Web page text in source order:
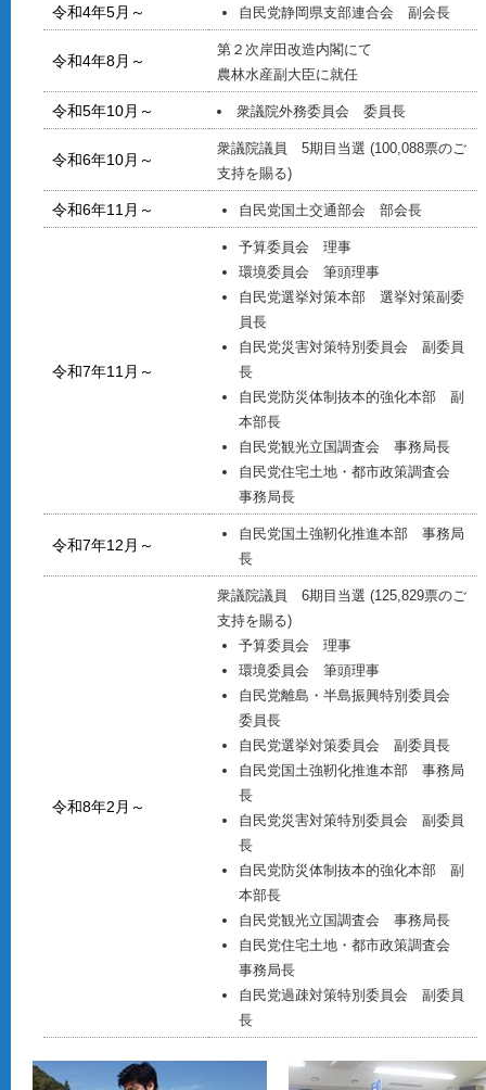
令和4年5月～ 自民党静岡県支部連合会 副会長
令和4年8月～
第２次岸田改造内閣にて
農林水産副大臣に就任
令和5年10月～ 衆議院外務委員会 委員長
令和6年10月～
衆議院議員 5期目当選 (100,088票のご
支持を賜る)
令和6年11月～ 自民党国土交通部会 部会長
令和7年11月～
予算委員会 理事
環境委員会 筆頭理事
自民党選挙対策本部 選挙対策副委
員長
自民党災害対策特別委員会 副委員
長
自民党防災体制抜本的強化本部 副
本部長
自民党観光立国調査会 事務局長
自民党住宅土地・都市政策調査会
事務局長
令和7年12月～
自民党国土強靭化推進本部 事務局
長
令和8年2月～
衆議院議員 6期目当選 (125,829票のご
支持を賜る)
予算委員会 理事
環境委員会 筆頭理事
自民党離島・半島振興特別委員会
委員長
自民党選挙対策委員会 副委員長
自民党国土強靭化推進本部 事務局
長
自民党災害対策特別委員会 副委員
長
自民党防災体制抜本的強化本部 副
本部長
自民党観光立国調査会 事務局長
自民党住宅土地・都市政策調査会
事務局長
自民党過疎対策特別委員会 副委員
長